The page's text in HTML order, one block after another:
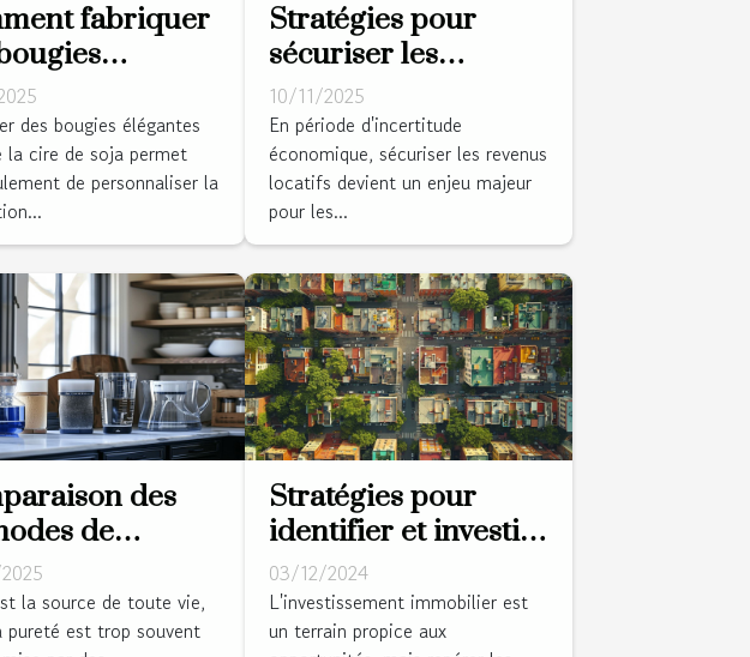
fabriquer
avec de la
soja ?
des bougies élégantes
la cire de soja permet
de personnaliser la
Stratégies pour
sécuriser les
revenus locatifs en
période
d'incertitude
économique
10/11/2025
En période d'incertitude
économique, sécuriser les revenus
locatifs devient un enjeu majeur
pour les...
des
de
de l'eau
la source de toute vie,
pureté est trop souvent
Stratégies pour
identifier et investir
dans des quartiers
émergents
03/12/2024
L'investissement immobilier est
un terrain propice aux